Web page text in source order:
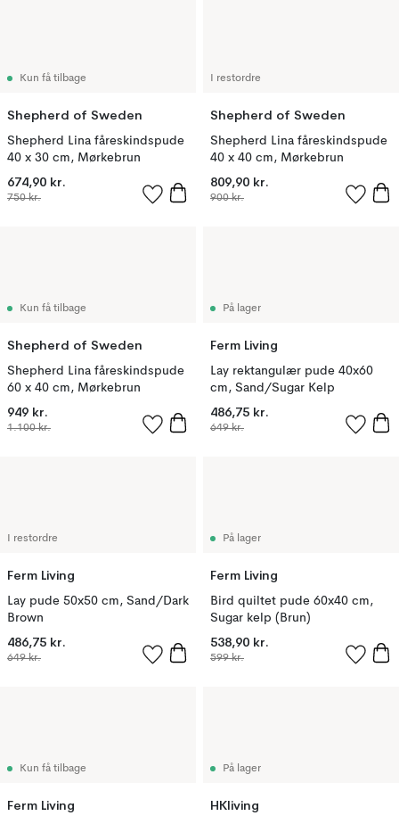
Kun få tilbage
Shepherd of Sweden
Shepherd Lina fåreskindspude
40 x 30 cm, Mørkebrun
674,90 kr.
750 kr.
I restordre
Shepherd of Sweden
Shepherd Lina fåreskindspude
40 x 40 cm, Mørkebrun
809,90 kr.
900 kr.
Kun få tilbage
Shepherd of Sweden
Shepherd Lina fåreskindspude
60 x 40 cm, Mørkebrun
949 kr.
1.100 kr.
På lager
Ferm Living
Lay rektangulær pude 40x60
cm, Sand/Sugar Kelp
486,75 kr.
649 kr.
I restordre
Ferm Living
Lay pude 50x50 cm, Sand/Dark
Brown
486,75 kr.
649 kr.
På lager
Ferm Living
Bird quiltet pude 60x40 cm,
Sugar kelp (Brun)
538,90 kr.
599 kr.
Kun få tilbage
Ferm Living
På lager
HKliving